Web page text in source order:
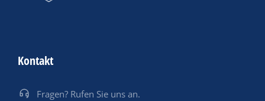
Kontakt
Fragen? Rufen Sie uns an.